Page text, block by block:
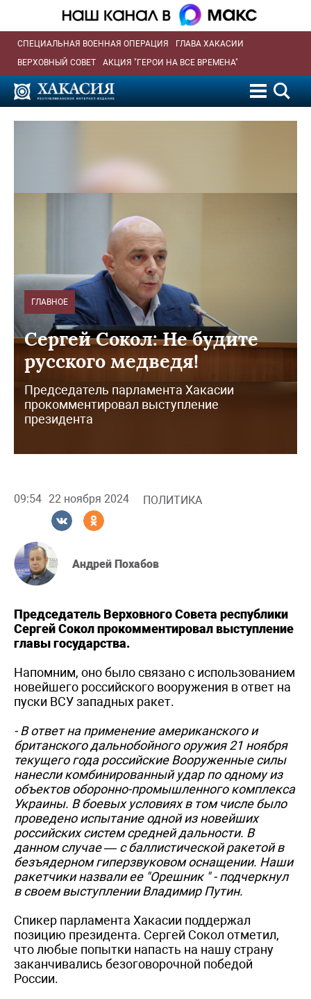
СПЕЦИАЛЬНАЯ ВОЕННАЯ ОПЕРАЦИЯ
ГЛАВА ХАКАСИИ
ВЕРХОВНЫЙ СОВЕТ
АКЦИЯ "ГЕРОИ НА ВСЕ ВРЕМЕНА"
ГЛАВНОЕ
Сергей Сокол: Не будите
русского медведя!
Председатель парламента Хакасии
прокомментировал выступление
президента
09:54 22 ноября 2024 ПОЛИТИКА
Андрей Похабов
Председатель Верховного Совета республики
Сергей Сокол прокомментировал выступление
главы государства.
Напомним, оно было связано с использованием
новейшего российского вооружения в ответ на
пуски ВСУ западных ракет.
- В ответ на применение американского и
британского дальнобойного оружия 21 ноября
текущего года российские Вооруженные силы
нанесли комбинированный удар по одному из
объектов оборонно-промышленного комплекса
Украины. В боевых условиях в том числе было
проведено испытание одной из новейших
российских систем средней дальности. В
данном случае — с баллистической ракетой в
безъядерном гиперзвуковом оснащении. Наши
ракетчики назвали ее "Орешник " - подчеркнул
в своем выступлении Владимир Путин.
Спикер парламента Хакасии поддержал
позицию президента. Сергей Сокол отметил,
что любые попытки напасть на нашу страну
заканчивались безоговорочной победой
России.